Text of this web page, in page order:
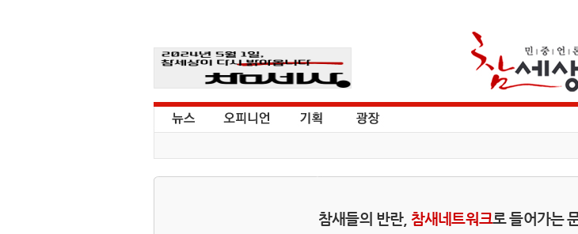
참새들의 반란, 참새네트워크로 들어가는